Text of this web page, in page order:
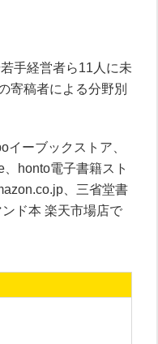
手経営者ら11人に未
寄稿者による分野別
ーブックストア、
honto電子書籍スト
、三省堂書
ド本 楽天市場店で